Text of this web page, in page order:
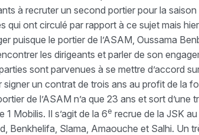
à recruter un second portier pour la
qui ont circulé par rapport à ce sujet mais
puisque le portier de l’ASAM, Oussama
les dirigeants et parler de son
sont parvenues à se mettre d’accord
signer un contrat de trois ans au profit de la
de l’ASAM n’a que 23 ans et sort d’une
Mobilis. Il s’agit de la 6e recrue de la JSK
Benkhelifa, Slama, Amaouche et Salhi. Un